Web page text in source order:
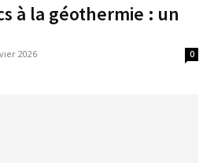
à la géothermie : un
2026 0